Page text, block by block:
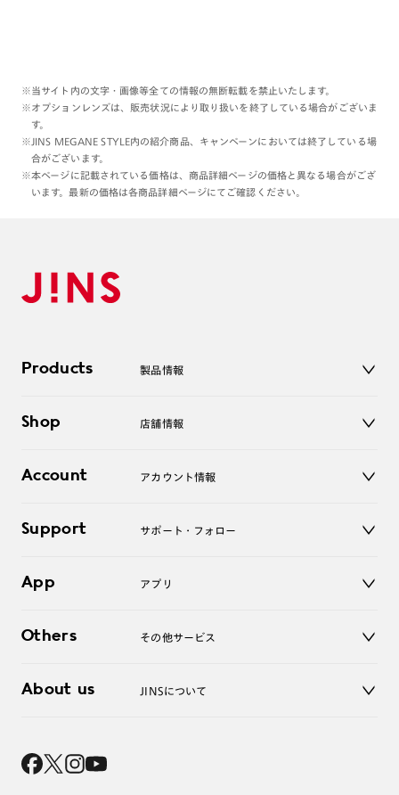
※当サイト内の文字・画像等全ての情報の無断転載を禁止いたします。
※オプションレンズは、販売状況により取り扱いを終了している場合がございま
す。
※JINS MEGANE STYLE内の紹介商品、キャンペーンにおいては終了している場
合がございます。
※本ページに記載されている価格は、商品詳細ページの価格と異なる場合がござ
います。最新の価格は各商品詳細ページにてご確認ください。
Products 製品情報
サングラス
コンタクトレンズ
アクセサリー
Shop 店舗情報
オンラインショップ
Account アカウント情報
ログアウト
Support サポート・フォロー
よくあるご質問
お問い合わせ
App アプリ
Others その他サービス
レンズ交換
About us JINSについて
採用情報